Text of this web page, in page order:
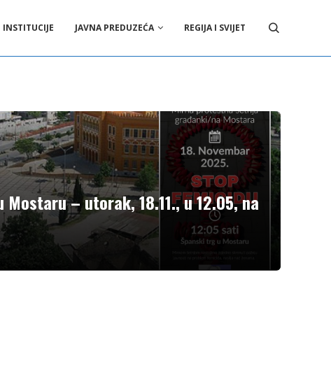
INSTITUCIJE JAVNA PREDUZEĆA REGIJA I SVIJET
– utorak, 18.11., u 12.05, na